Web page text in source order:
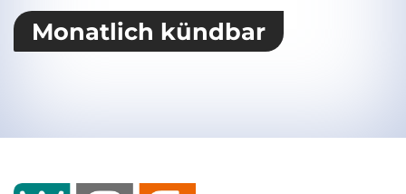
Monatlich kündbar